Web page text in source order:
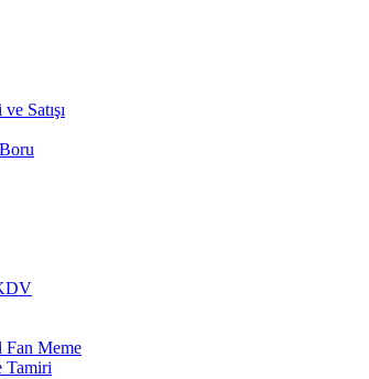
Satışı
Fan Meme
Tamiri